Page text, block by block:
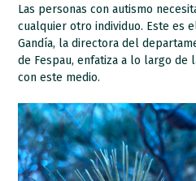
Las personas con autismo
cualquier otro individuo. Este es
Gandía, la directora del
de Fespau, enfatiza a lo largo de
con este medio.